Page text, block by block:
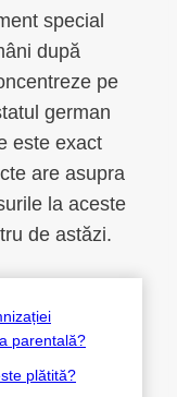
special
după
pe
german
este exact
are asupra
la aceste
de astăzi.
parentală?
plătită?